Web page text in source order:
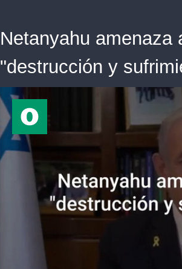
Netanyahu amenaza
"destrucción y